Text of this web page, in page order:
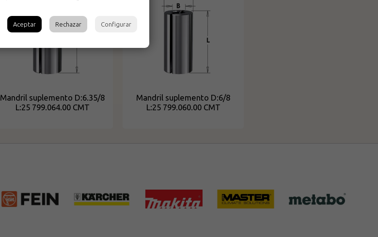
Mandril suplemento D:6.35/8
L:25 799.064.00 CMT
Mandril suplemento D:6/8
L:25 799.060.00 CMT
Aceptar Rechazar Configurar